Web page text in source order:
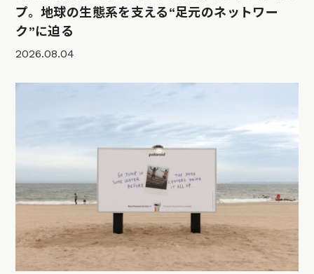
プ。地球の生態系を支える“足元のネットワー
ク”に迫る
2026.08.04